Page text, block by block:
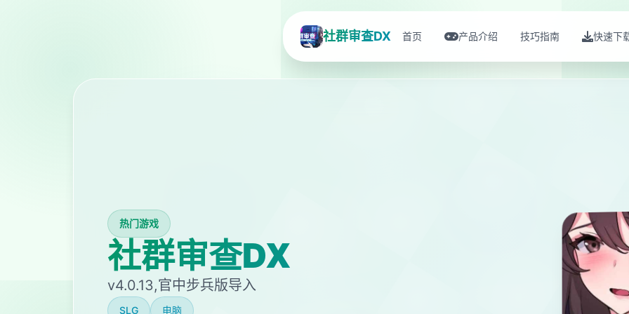
社群审查DX 首页 产品介绍 技巧指南 快速下
热门游戏
社群审查DX
v4.0.13,官中步兵版导入
SLG 电脑